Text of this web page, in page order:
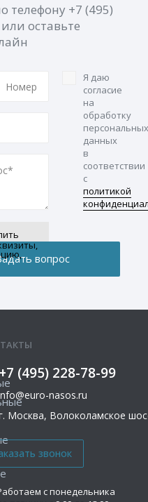
телефону +7 (495)
или оставьте
Я даю
согласие
на
обработку
персональных
данных
в
соответствии
с
политикой
+7 (495) 228-78-99
nasos.ru
Москва, Волоколамское
с понедельника